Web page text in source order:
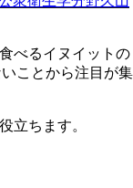
べるイヌイットの
ことから注目が集
立ちます。